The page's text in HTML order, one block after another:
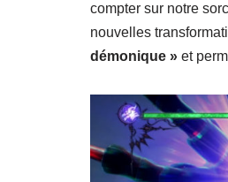
compter sur notre
nouvelles
démonique » et